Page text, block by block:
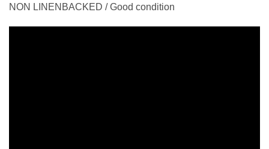
NON LINENBACKED / Good condition